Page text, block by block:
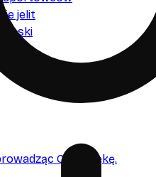
jelit
Cię za rękę.